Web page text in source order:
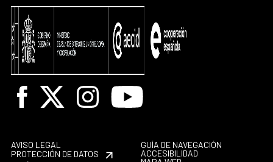
Facebook
X InstagramYoutube
AVISO LEGAL
PROTECCIÓN DE DATOS
GUÍA DE NAVEGACIÓN
ACCESIBILIDAD